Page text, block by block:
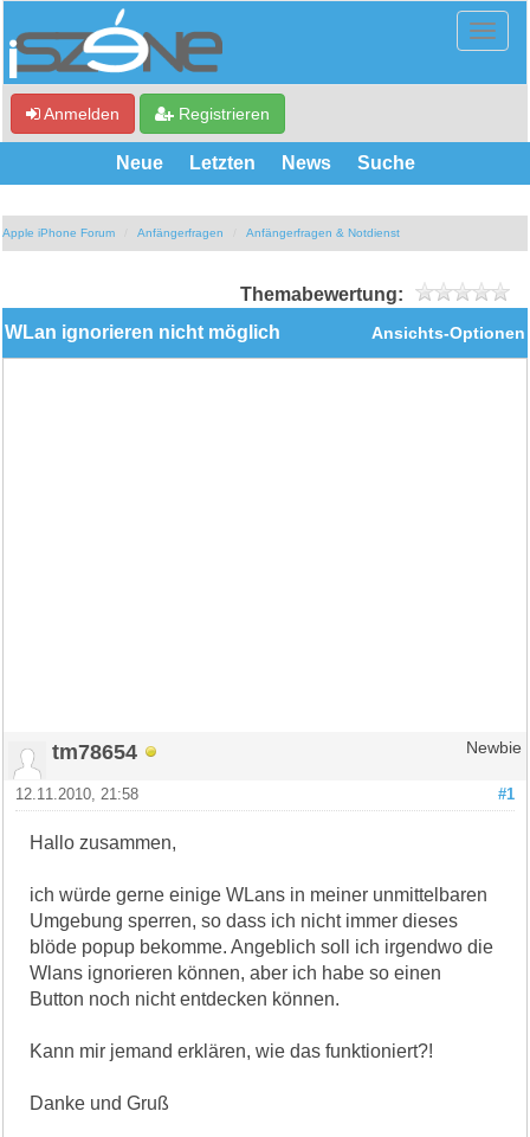
Anmelden Registrieren
Neue Letzten News Suche
Apple iPhone Forum Anfängerfragen Anfängerfragen & Notdienst
Themabewertung:
Ansichts-Optionen
WLan ignorieren nicht möglich
tm78654 Newbie
#1
12.11.2010, 21:58
Hallo zusammen,
ich würde gerne einige WLans in meiner unmittelbaren
Umgebung sperren, so dass ich nicht immer dieses
blöde popup bekomme. Angeblich soll ich irgendwo die
Wlans ignorieren können, aber ich habe so einen
Button noch nicht entdecken können.
Kann mir jemand erklären, wie das funktioniert?!
Danke und Gruß